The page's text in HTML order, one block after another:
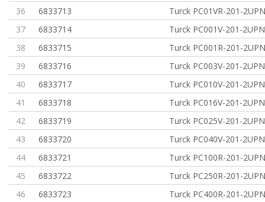
36
6833713
Turck PC01VR-201-
37
6833714
Turck PC001V-201-
38
6833715
Turck PC001R-201-
39
6833716
Turck PC003V-201-
40
6833717
Turck PC010V-201-
41
6833718
Turck PC016V-201-
42
6833719
Turck PC025V-201-
43
6833720
Turck PC040V-201-
44
6833721
Turck PC100R-201-
45
6833722
Turck PC250R-201-
46
6833723
Turck PC400R-201-